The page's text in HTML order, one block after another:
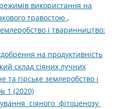
використання на
травостою ,
і тваринництво:
на продуктивність
склад сіяних лучних
та гірське землеробство і
1 (2020)
сіяного фітоценозу